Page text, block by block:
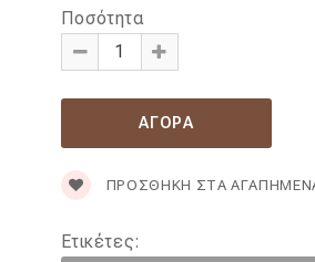
Ποσότητα
ΠΡΟΣΘΉΚΗ ΣΤΑ
Ετικέτες: